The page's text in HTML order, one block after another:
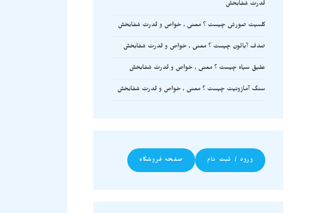
قدرت شفابخش
کلسیت صورتی چیست ؟ معنی , خواص و قدرت شفابخش
صدف آبالون چیست ؟ معنی , خواص و قدرت شفابخش
عقیق سیاه چیست ؟ معنی , خواص و قدرت شفابخش
سنگ آمازونیت چیست ؟ معنی , خواص و قدرت شفابخش
ورود / ثبت نام صفحه فروشگاه